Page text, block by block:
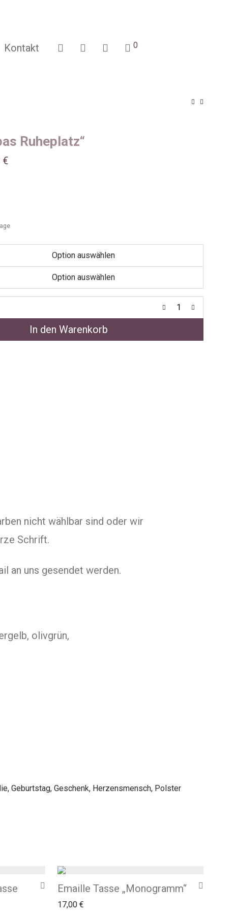
Kontakt 0
Ruheplatz“
€
In den Warenkorb
nicht wählbar sind oder wir
Schrift.
an uns gesendet werden.
olivgrün,
, Geburtstag, Geschenk, Herzensmensch, Polster
Emaille Tasse „Monogramm“
17,00 €